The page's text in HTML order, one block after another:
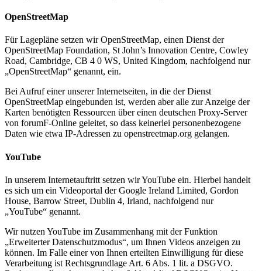
OpenStreetMap
Für Lagepläne setzen wir OpenStreetMap, einen Dienst der
OpenStreetMap Foundation, St John’s Innovation Centre, Cowley
Road, Cambridge, CB 4 0 WS, United Kingdom, nachfolgend nur
„OpenStreetMap“ genannt, ein.
Bei Aufruf einer unserer Internetseiten, in die der Dienst
OpenStreetMap eingebunden ist, werden aber alle zur Anzeige der
Karten benötigten Ressourcen über einen deutschen Proxy-Server
von forumF-Online geleitet, so dass keinerlei personenbezogene
Daten wie etwa IP-Adressen zu openstreetmap.org gelangen.
YouTube
In unserem Internetauftritt setzen wir YouTube ein. Hierbei handelt
es sich um ein Videoportal der Google Ireland Limited, Gordon
House, Barrow Street, Dublin 4, Irland, nachfolgend nur
„YouTube“ genannt.
Wir nutzen YouTube im Zusammenhang mit der Funktion
„Erweiterter Datenschutzmodus“, um Ihnen Videos anzeigen zu
können. Im Falle einer von Ihnen erteilten Einwilligung für diese
Verarbeitung ist Rechtsgrundlage Art. 6 Abs. 1 lit. a DSGVO.